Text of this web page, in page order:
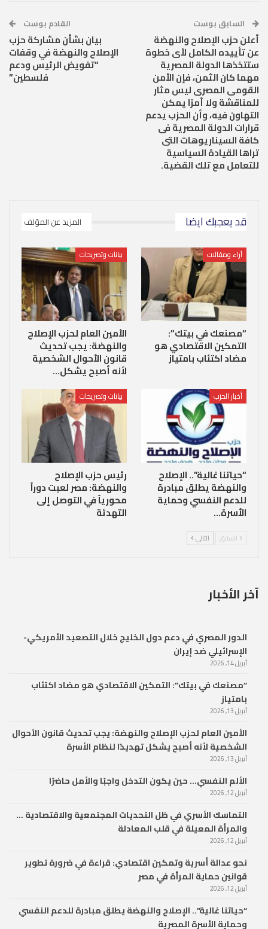
السابق بوست
أعلن حزب الإصلاح والنهضة
عن تأييده الكامل لأى خطوة
ستتخذها الدولة المصرية
مهما كان الثمن، فإن الأمن
القومى المصرى ليس مثار
للمناقشة ولا أمرًا يمكن
التهاون فيه، وأن الحزب يدعم
قرارات الدولة المصرية فى
كافة السيناريوهات التى
تراها القيادة السياسية
للتعامل مع تلك القضية.
القادم بوست
بيان بشأن مشاركة حزب
الإصلاح والنهضة في وقفات
“تفويض الرئيس ودعم
فلسطين”
قد يعجبك ايضا المزيد عن المؤلف
آراء ومقالات
“مصنعك في بيتك”:
التمكين الاقتصادي هو
مضاد اكتئاب بامتياز
بيانات وتصريحات
الأمين العام لحزب الإصلاح
والنهضة: يجب تحديث
قانون الأحوال الشخصية
لأنه أصبح يشكل…
أخبار الحزب
“حياتنا غالية”.. الإصلاح
والنهضة يطلق مبادرة
للدعم النفسي وحماية
الأسرة…
بيانات وتصريحات
رئيس حزب الإصلاح
والنهضة: مصر لعبت دوراً
محورياً في التوصل إلى
التهدئة
السابق التالي
آخر الأخبار
الدور المصري في دعم دول الخليج خلال التصعيد الأمريكي-
الإسرائيلي ضد إيران
أبريل 14, 2026
“مصنعك في بيتك”: التمكين الاقتصادي هو مضاد اكتئاب
بامتياز
أبريل 13, 2026
الأمين العام لحزب الإصلاح والنهضة: يجب تحديث قانون الأحوال
الشخصية لأنه أصبح يشكل تهديدًا لنظام الأسرة
أبريل 13, 2026
الألم النفسي… حين يكون التدخل واجبًا والأمل حاضرًا
أبريل 12, 2026
التماسك الأسري في ظل التحديات المجتمعية والاقتصادية …
والمرأة المعيلة في قلب المعادلة
أبريل 12, 2026
نحو عدالة أسرية وتمكين اقتصادي: قراءة في ضرورة تطوير
قوانين حماية المرأة في مصر
أبريل 12, 2026
“حياتنا غالية”.. الإصلاح والنهضة يطلق مبادرة للدعم النفسي
وحماية الأسرة المصرية